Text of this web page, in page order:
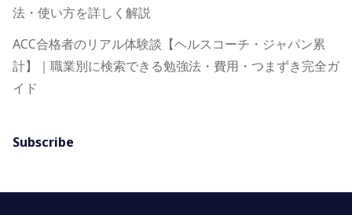
法・使い方を詳しく解説
ACC合格者のリアル体験談【ヘルスコーチ・ジャパン累
計】｜職業別に検索できる勉強法・費用・つまずき完全ガ
イド
Subscribe